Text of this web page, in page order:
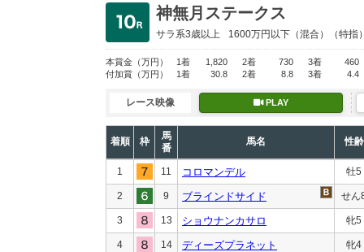
神無月ステークス
サラ系3歳以上 1600万円以下 （混合）（特指
本賞金 （万円） 1着 1,820 2着 730 3着
460
付加賞 （万円） 1着 30.8 2着 8.8 3着 4.4
レース映像 PLAY
着順 枠
馬
番
馬名 性齢
1 11 コロマンデル 牡5
2 9 ブラインドサイド せん
3 13 ショウナンカサロ 牝5
4 14 ディーズプラネット 牝4